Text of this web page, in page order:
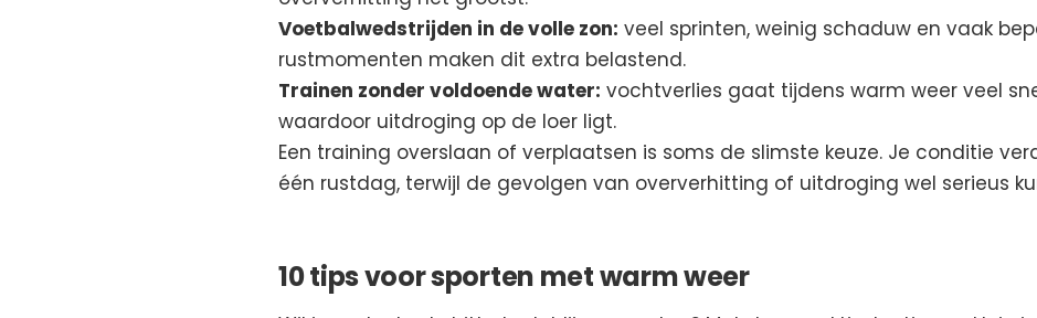
Voetbalwedstrijden in de volle zon: veel sprinten, weinig schaduw en vaak
rustmomenten maken dit extra belastend.
Trainen zonder voldoende water: vochtverlies gaat tijdens warm weer veel
waardoor uitdroging op de loer ligt.
Een training overslaan of verplaatsen is soms de slimste keuze. Je conditie
één rustdag, terwijl de gevolgen van oververhitting of uitdroging wel serieus
10 tips voor sporten met warm weer